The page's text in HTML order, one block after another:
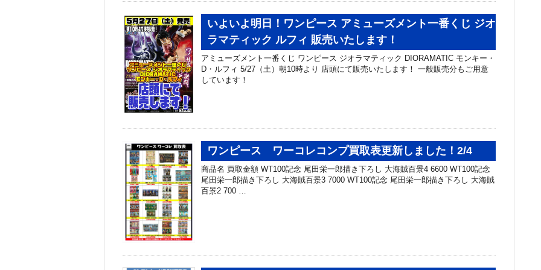
いよいよ明日！ワンピース アミューズメント一番くじ ジオ
ラマティック ルフィ 販売いたします！
アミューズメント一番くじ ワンピース ジオラマティック DIORAMATIC モンキー・
D・ルフィ 5/27（土）朝10時より 店頭にて販売いたします！ 一般販売分もご用意
しています！
ワンピース ワーコレコンプ買取表更新しました！2/4
商品名 買取金額 WT100記念 尾田栄一郎描き下ろし 大海賊百景4 6600 WT100記念
尾田栄一郎描き下ろし 大海賊百景3 7000 WT100記念 尾田栄一郎描き下ろし 大海賊
百景2 700 …